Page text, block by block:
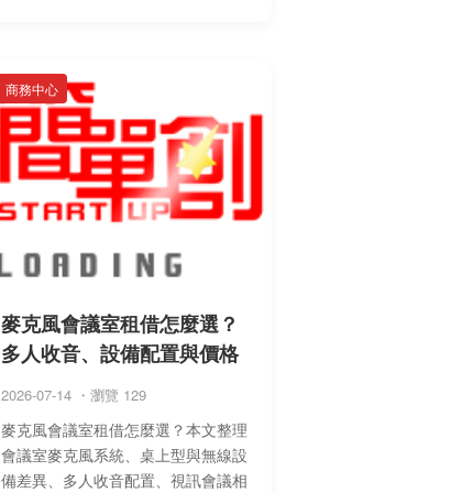
商務中心
麥克風會議室租借怎麼選？
多人收音、設備配置與價格
2026-07-14 ・瀏覽 129
麥克風會議室租借怎麼選？本文整理
會議室麥克風系統、桌上型與無線設
備差異、多人收音配置、視訊會議相